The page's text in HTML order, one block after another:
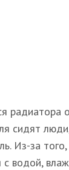
радиатора
сидят
Из-за
водой,